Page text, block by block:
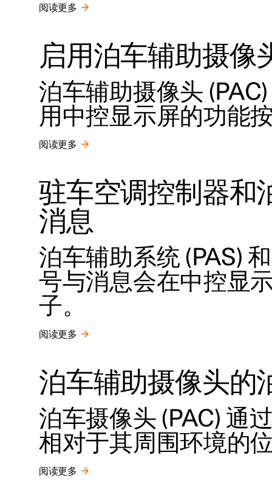
阅读更多
启用泊车辅助摄像
泊车辅助摄像头
用中控显示屏的功能
阅读更多
驻车空调控制器和
消息
泊车辅助系统 (PAS)
号与消息会在中控显
子。
阅读更多
泊车辅助摄像头的
泊车摄像头 (PAC) 通
相对于其周围环境的
阅读更多